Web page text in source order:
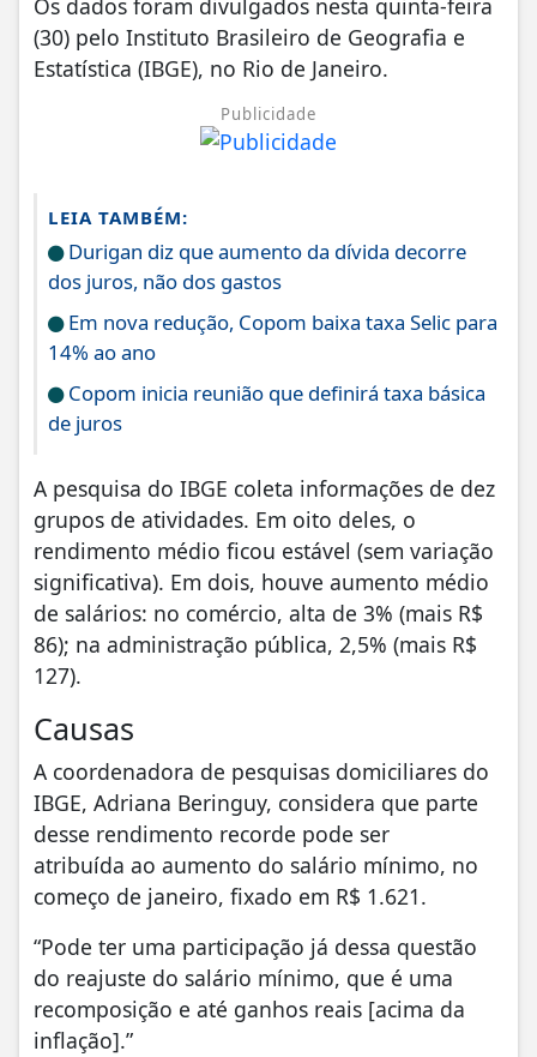
Os dados foram divulgados nesta quinta-feira
(30) pelo Instituto Brasileiro de Geografia e
Estatística (IBGE), no Rio de Janeiro.
Publicidade
LEIA TAMBÉM:
Durigan diz que aumento da dívida decorre
dos juros, não dos gastos
Em nova redução, Copom baixa taxa Selic para
14% ao ano
Copom inicia reunião que definirá taxa básica
de juros
A pesquisa do IBGE coleta informações de dez
grupos de atividades. Em oito deles, o
rendimento médio ficou estável (sem variação
significativa). Em dois, houve aumento médio
de salários: no comércio, alta de 3% (mais R$
86); na administração pública, 2,5% (mais R$
127).
Causas
A coordenadora de pesquisas domiciliares do
IBGE, Adriana Beringuy, considera que parte
desse rendimento recorde pode ser
atribuída ao aumento do salário mínimo, no
começo de janeiro, fixado em R$ 1.621.
“Pode ter uma participação já dessa questão
do reajuste do salário mínimo, que é uma
recomposição e até ganhos reais [acima da
inflação].”